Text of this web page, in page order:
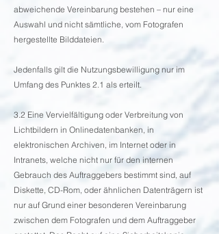
abweichende Vereinbarung bestehen – nur eine
Auswahl und nicht sämtliche, vom Fotografen
hergestellte Bilddateien.
Jedenfalls gilt die Nutzungsbewilligung nur im
Umfang des Punktes 2.1 als erteilt.
3.2 Eine Vervielfältigung oder Verbreitung von
Lichtbildern in Onlinedatenbanken, in
elektronischen Archiven, im Internet oder in
Intranets, welche nicht nur für den internen
Gebrauch des Auftraggebers bestimmt sind, auf
Diskette, CD-Rom, oder ähnlichen Datenträgern ist
nur auf Grund einer besonderen Vereinbarung
zwischen dem Fotografen und dem Auftraggeber